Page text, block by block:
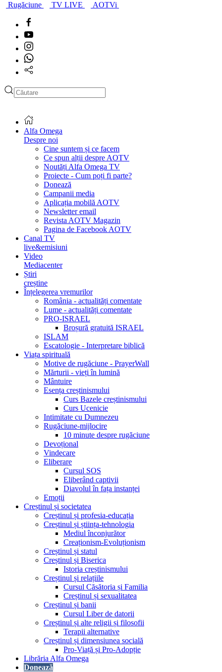
Rugăciune
TV LIVE AOTVi
Alfa Omega
Despre noi
Cine suntem și ce facem
Ce spun alții despre AOTV
Noutăți Alfa Omega TV
Proiecte - Cum poți fi parte?
Donează
Campanii media
Aplicația mobilă AOTV
Newsletter email
Revista AOTV Magazin
Pagina de Facebook AOTV
Canal TV
live&emisiuni
Video
Mediacenter
Știri
creștine
Înțelegerea vremurilor
România - actualități comentate
Lume - actualități comentate
PRO-ISRAEL
Broșură gratuită ISRAEL
ISLAM
Escatologie - Interpretare biblică
Viața spirituală
Motive de rugăciune - PrayerWall
Mărturii - vieți în lumină
Mântuire
Esența creștinismului
Curs Bazele creștinismului
Curs Ucenicie
Intimitate cu Dumnezeu
Rugăciune-mijlocire
10 minute despre rugăciune
Devoțional
Vindecare
Eliberare
Cursul SOS
Eliberând captivii
Diavolul în fața instanței
Emoții
Creștinul și societatea
Creștinul și profesia-educația
Creștinul și știința-tehnologia
Mediul înconjurător
Creaționism-Evoluționism
Creștinul și statul
Creștinul și Biserica
Istoria creștinismului
Creștinul și relațiile
Cursul Căsătoria și Familia
Creștinul și sexualitatea
Creștinul și banii
Cursul Liber de datorii
Creștinul și alte religii și filosofii
Terapii alternative
Creștinul și dimensiunea socială
Pro-Viață și Pro-Adopție
Librăria Alfa Omega
Donează